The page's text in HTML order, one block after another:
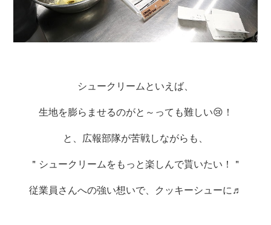
シュークリームといえば、
生地を膨らませるのがと～っても難しい😢！
と、広報部隊が苦戦しながらも、
＂シュークリームをもっと楽しんで貰いたい！＂
従業員さんへの強い想いで、クッキーシューに♬